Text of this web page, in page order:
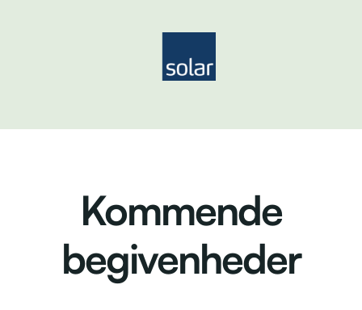
Kommende
begivenheder